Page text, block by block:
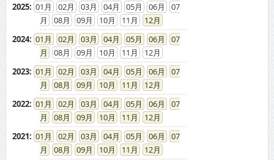
2025: 01 02 03 04 05 06
07
08
09 10 11
12
2024: 01 02 03 04 05 06
07
08
09 10 11
12
2023: 01 02 03 04 05 06
07
08
09 10 11
12
2022: 01 02 03 04 05 06
07
08
09 10 11
12
2021: 01 02 03 04 05 06
07
08
09 10 11
12